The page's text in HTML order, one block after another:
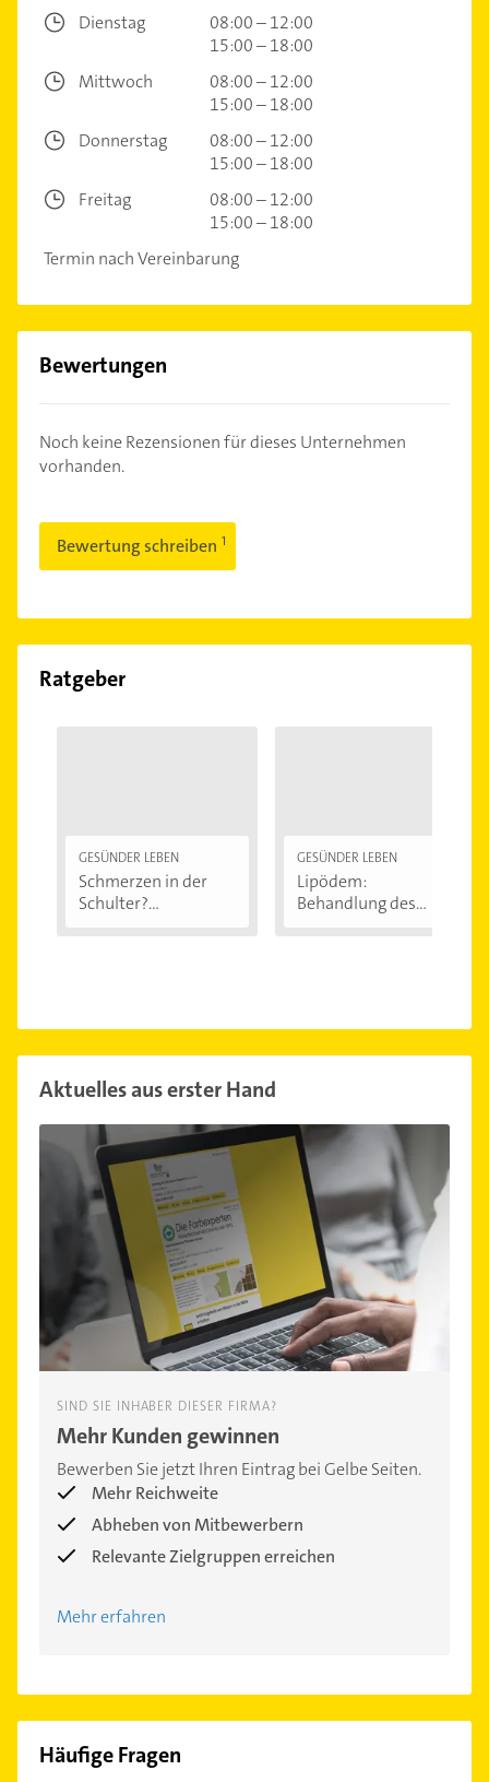
Dienstag
08:00 – 12:00
15:00 – 18:00
Mittwoch
08:00 – 12:00
15:00 – 18:00
Donnerstag
08:00 – 12:00
15:00 – 18:00
Freitag
08:00 – 12:00
15:00 – 18:00
Termin nach Vereinbarung
Bewertungen
Noch keine Rezensionen für dieses Unternehmen
vorhanden.
Bewertung schreiben
Ratgeber
GESÜNDER LEBEN
Schmerzen in der
Schulter?
GESÜNDER LEBEN
Lipödem:
Behandlung des
Aktuelles aus erster Hand
SIND SIE INHABER DIESER FIRMA?
Mehr Kunden gewinnen
Bewerben Sie jetzt Ihren Eintrag bei Gelbe Seiten.
Mehr Reichweite
Abheben von Mitbewerbern
Relevante Zielgruppen erreichen
Mehr erfahren
Häufige Fragen